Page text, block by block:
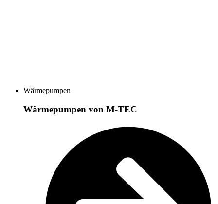
Wärmepumpen
Wärmepumpen von M-TEC